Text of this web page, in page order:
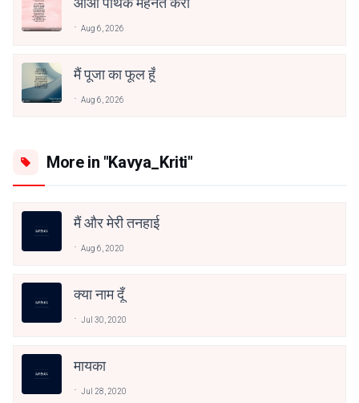
Aug 6, 2026
मैं पूजा का फूल हूँ
Aug 6, 2026
More in "Kavya_Kriti"
मैं और मेरी तनहाई
Aug 6, 2020
क्या नाम दूँ
Jul 30, 2020
मायका
Jul 28, 2020